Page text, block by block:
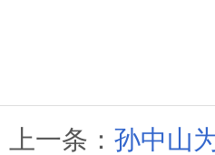
上一条：孙中山